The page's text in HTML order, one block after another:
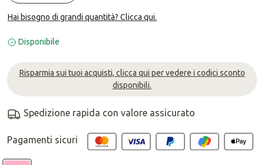
Hai bisogno di grandi quantità? Clicca qui.
Disponibile
Risparmia sui tuoi acquisti, clicca qui per vedere i codici sconto
disponibili.
Spedizione rapida con valore assicurato
Pagamenti sicuri